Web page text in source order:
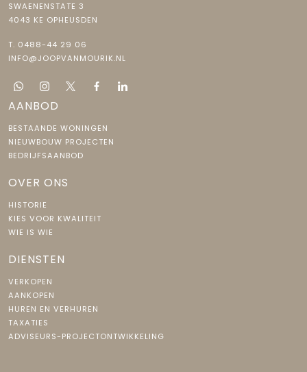
SWAENENSTATE 3
4043 KE OPHEUSDEN
T. 0488-44 29 06
INFO@JOOPVANMOURIK.NL
AANBOD
BESTAANDE WONINGEN
NIEUWBOUW PROJECTEN
BEDRIJFSAANBOD
OVER ONS
HISTORIE
KIES VOOR KWALITEIT
WIE IS WIE
DIENSTEN
VERKOPEN
AANKOPEN
HUREN EN VERHUREN
TAXATIES
ADVISEURS-PROJECTONTWIKKELING